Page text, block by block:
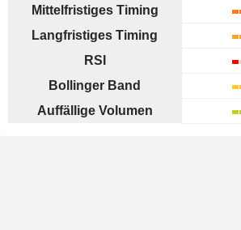
Mittelfristiges Timing
Langfristiges Timing
RSI
Bollinger Band
Auffällige Volumen